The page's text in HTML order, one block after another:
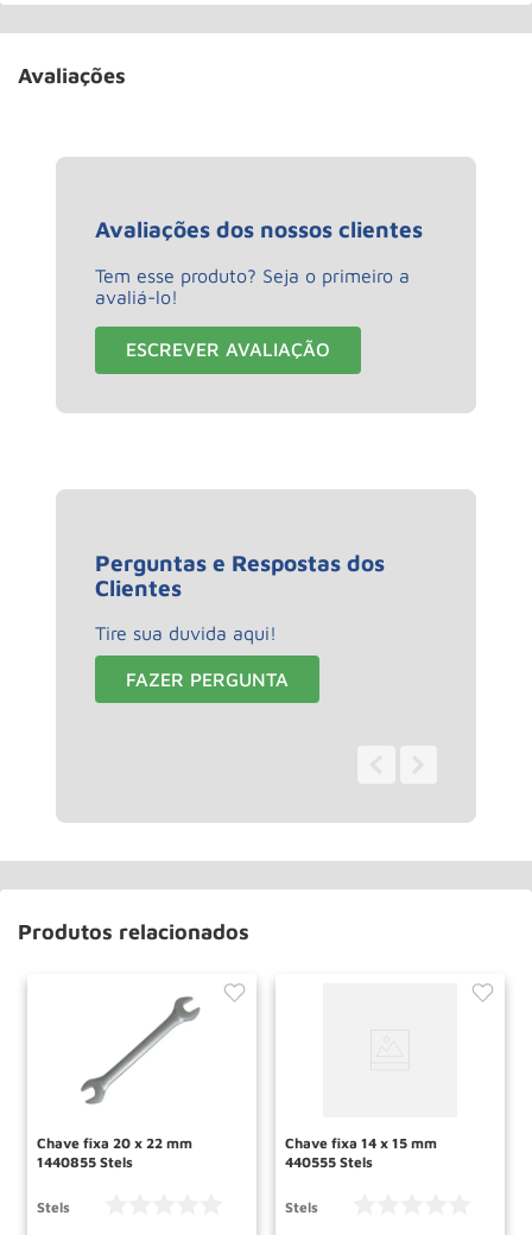
Avaliações
Avaliações dos nossos clientes
Tem esse produto? Seja o primeiro a
avaliá-lo!
ESCREVER AVALIAÇÃO
Perguntas e Respostas dos
Clientes
Tire sua duvida aqui!
FAZER PERGUNTA
Produtos relacionados
Chave fixa 20 x 22 mm
1440855 Stels
Stels
Chave fixa 14 x 15 mm
440555 Stels
Stels